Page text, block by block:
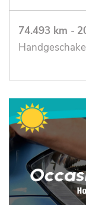
74.493 km -